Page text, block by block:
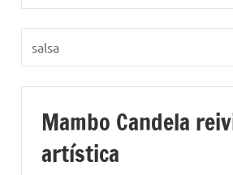
Mambo Candela
artística